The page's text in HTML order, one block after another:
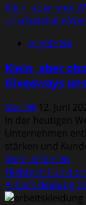
Klein, aber oho!
unschätzbare
Allgemein
Klein, aber
Giveaways
MarcW 12. Juni
In der heutigen
Unternehmen
stärken und
Mehr erfahren
Klein,
Hightech-
Arbeitskleidung